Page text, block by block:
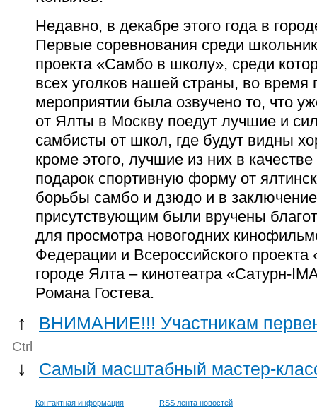
Недавно, в декабре этого года в
Первые соревнования среди
проекта «Самбо в школу», среди
всех уголков нашей страны, во время
мероприятии была озвучено то, что
от Ялты в Москву поедут лучшие и
самбисты от школ, где будут видны
кроме этого, лучшие из них в
подарок спортивную форму от
борьбы самбо и дзюдо и в
присутствующим были вручены
для просмотра новогодних
Федерации и Всероссийского
городе Ялта – кинотеатра «Сатурн-
Романа Гостева.
↑ ВНИМАНИЕ!!! Участникам
Ctrl
↓ Самый масштабный мастер-
Контактная информация
RSS лента новостей